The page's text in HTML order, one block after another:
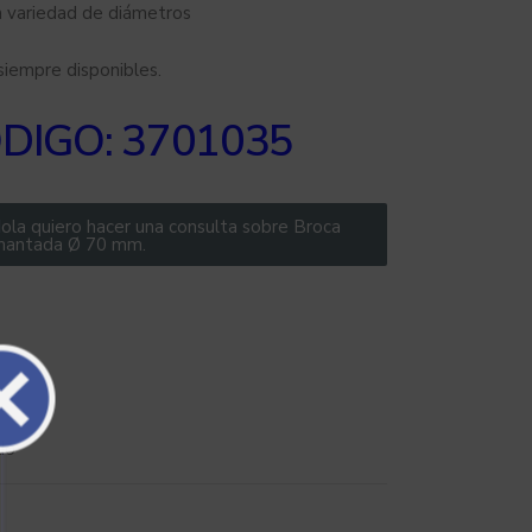
variedad de diámetros
disponibles.
3701035
quiero hacer una consulta sobre Broca
Ø 70 mm.